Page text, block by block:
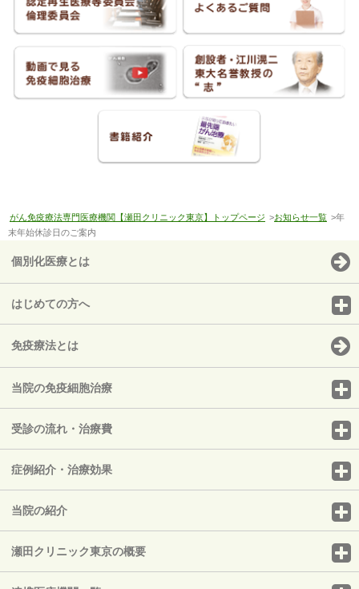
がん免疫療法専門医療機関【瀬田クリニック東京】トップページ >お知らせ一覧 >年
末年始休診日のご案内
個別化医療とは
はじめての方へ
免疫療法とは
当院の免疫細胞治療
受診の流れ・治療費
症例紹介・治療効果
当院の紹介
瀬田クリニック東京の概要